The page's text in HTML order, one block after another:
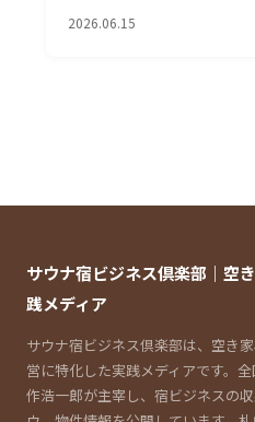
2026.06.15
サウナ宿ビジネス倶楽部｜空
践メディア
サウナ宿ビジネス倶楽部は、空き
営に特化した実践メディアです。
作浩一郎が主宰し、宿ビジネスの